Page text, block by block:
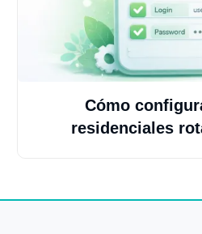
Cómo
residenciales